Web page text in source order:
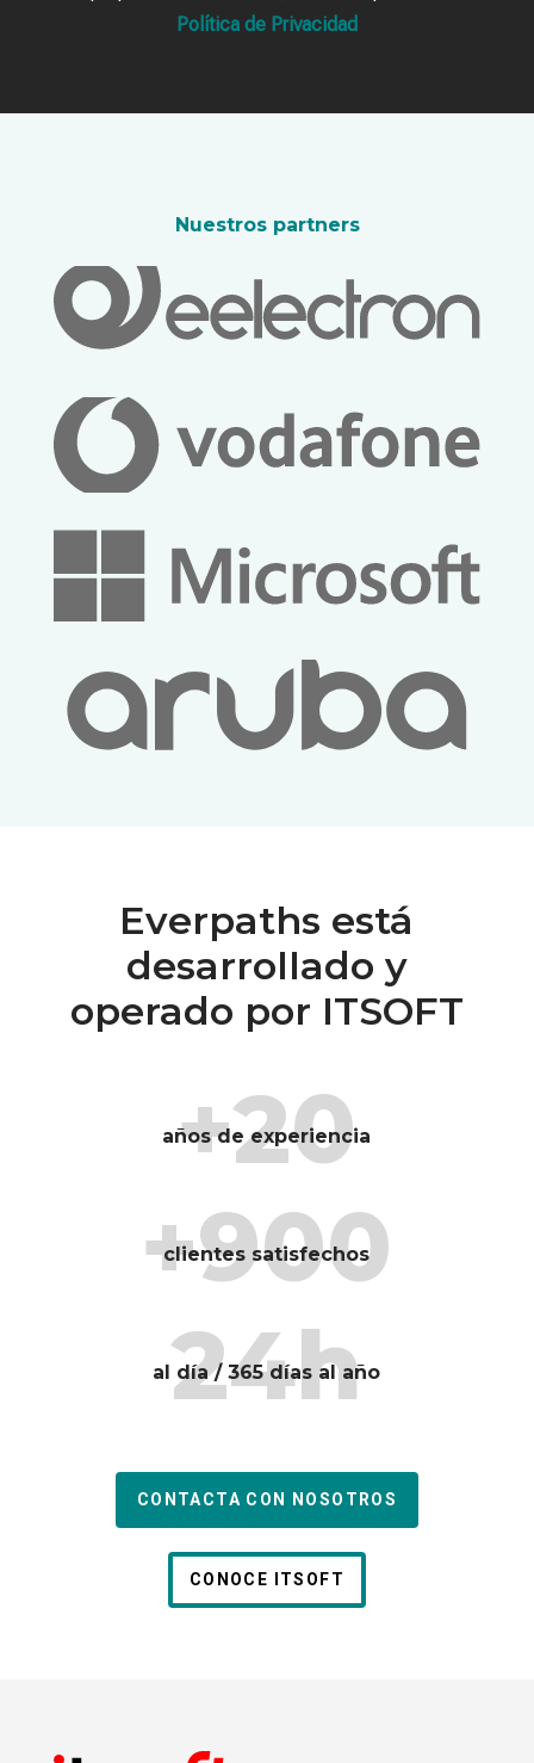
Política de Privacidad
Nuestros partners
Everpaths está
desarrollado y
operado por ITSOFT
+20
años de experiencia
+900
clientes satisfechos
24h
al día / 365 días al año
CONTACTA CON NOSOTROS
CONOCE ITSOFT